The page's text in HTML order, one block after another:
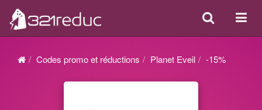
ou
Search
Codes promo et réductions Planet Eveil -15%